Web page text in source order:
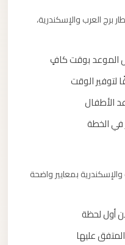
العرب والإسكندرية،
الموعد بوقت كافٍ
الوقت
الأطفال
الخطة
بمعايير واضحة
أول لحظة
عليها